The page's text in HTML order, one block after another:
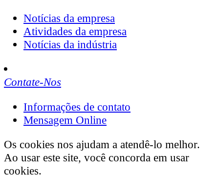
Notícias da empresa
Atividades da empresa
Notícias da indústria
Contate-Nos
Informações de contato
Mensagem Online
Os cookies nos ajudam a atendê-lo melhor.
Ao usar este site, você concorda em usar
cookies.